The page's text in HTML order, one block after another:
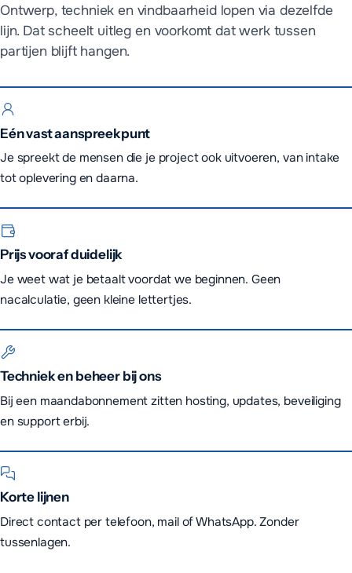
Ontwerp, techniek en vindbaarheid lopen via dezelfde
lijn. Dat scheelt uitleg en voorkomt dat werk tussen
partijen blijft hangen.
Eén vast aanspreekpunt
Je spreekt de mensen die je project ook uitvoeren, van intake
tot oplevering en daarna.
Prijs vooraf duidelijk
Je weet wat je betaalt voordat we beginnen. Geen
nacalculatie, geen kleine lettertjes.
Techniek en beheer bij ons
Bij een maandabonnement zitten hosting, updates, beveiliging
en support erbij.
Korte lijnen
Direct contact per telefoon, mail of WhatsApp. Zonder
tussenlagen.